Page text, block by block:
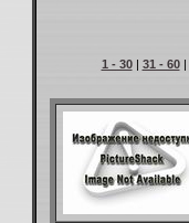
1 - 30| 31 - 60|